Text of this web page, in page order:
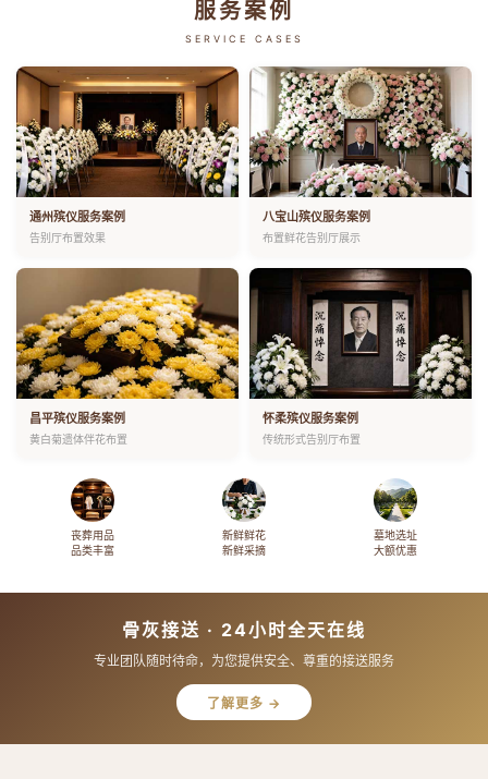
服务案例
SERVICE CASES
通州殡仪服务案例
告别厅布置效果
八宝山殡仪服务案例
布置鲜花告别厅展示
昌平殡仪服务案例
黄白菊遗体伴花布置
怀柔殡仪服务案例
传统形式告别厅布置
丧葬用品
品类丰富
新鲜鲜花
新鲜采摘
墓地选址
大额优惠
骨灰接送 · 24小时全天在线
专业团队随时待命，为您提供安全、尊重的接送服务
了解更多 →